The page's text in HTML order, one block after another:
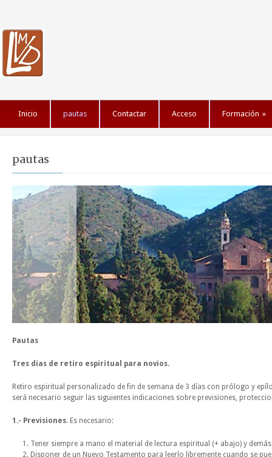
Inicio pautas Contactar Acceso Formación »
pautas
Pautas
Tres días de retiro espiritual para novios.
Retiro espiritual personalizado de fin de semana de 3 días con prólogo y
será necesario seguir las siguientes indicaciones sobre previsiones,
1.- Previsiones. Es necesario:
Tener siempre a mano el material de lectura espiritual (+ abajo) y
Disponer de un Nuevo Testamento para leerlo libremente cuando se